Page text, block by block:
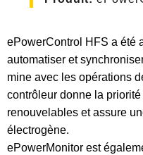
ePowerControl HFS a été
automatiser et
mine avec les opérations
contrôleur donne la
renouvelables et assure
électrogène.
ePowerMonitor est